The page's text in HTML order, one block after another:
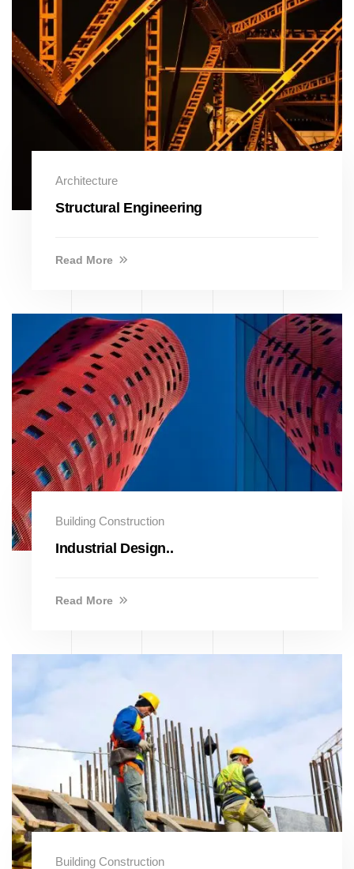
Architecture
Structural Engineering
Read More
Building Construction
Industrial Design..
Read More
Building Construction